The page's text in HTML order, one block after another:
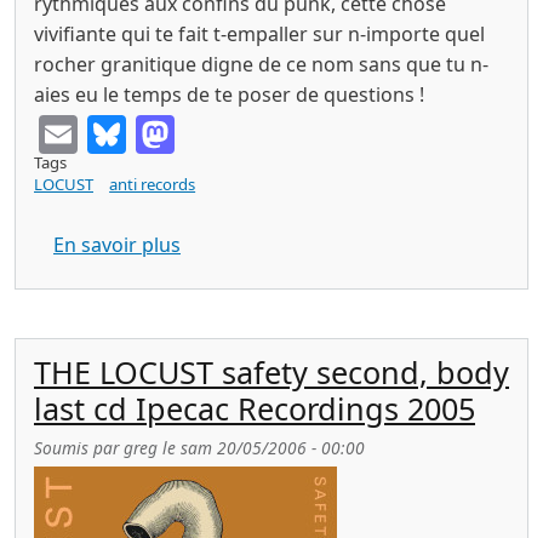
vivifiante qui te fait t-empaller sur n-importe quel
rocher granitique digne de ce nom sans que tu n-
aies eu le temps de te poser de questions !
EmailBluesky
Tags
LOCUST
anti records
En savoir plus
THE LOCUST safety second, body
last cd Ipecac Recordings 2005
Soumis pargreg le sam 20/05/2006 - 00:00